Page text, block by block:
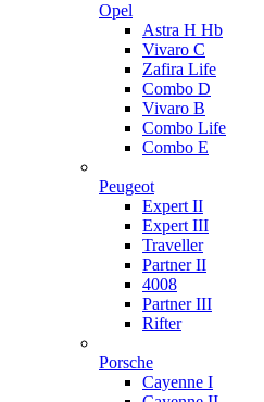
Opel
Astra H Hb
Vivaro C
Zafira Life
Combo D
Vivaro B
Combo Life
Combo E
Peugeot
Expert II
Expert III
Traveller
Partner II
4008
Partner III
Rifter
Porsche
Cayenne I